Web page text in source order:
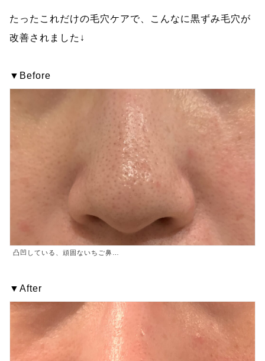
たったこれだけの毛穴ケアで、こんなに黒ずみ毛穴が
改善されました↓
▼Before
凸凹している、頑固ないちご鼻…
▼After